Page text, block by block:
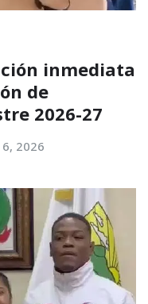
inmediata
de
2026-27
2026